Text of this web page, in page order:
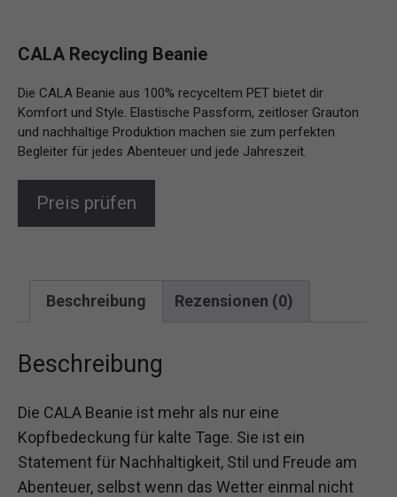
CALA Recycling Beanie
Die CALA Beanie aus 100% recyceltem PET bietet dir
Komfort und Style. Elastische Passform, zeitloser Grauton
und nachhaltige Produktion machen sie zum perfekten
Begleiter für jedes Abenteuer und jede Jahreszeit.
Preis prüfen
Beschreibung Rezensionen (0)
Beschreibung
Die CALA Beanie ist mehr als nur eine
Kopfbedeckung für kalte Tage. Sie ist ein
Statement für Nachhaltigkeit, Stil und Freude am
Abenteuer, selbst wenn das Wetter einmal nicht